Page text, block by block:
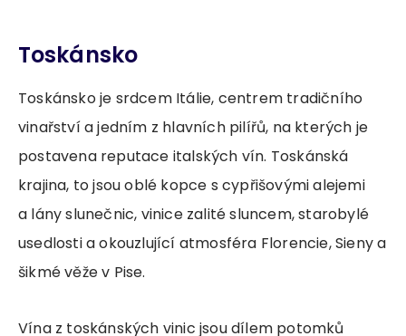
Toskánsko
Toskánsko je srdcem Itálie, centrem tradičního
vinařství a jedním z hlavních pilířů, na kterých je
postavena reputace italských vín. Toskánská
krajina, to jsou oblé kopce s cypřišovými alejemi
a lány slunečnic, vinice zalité sluncem, starobylé
usedlosti a okouzlující atmosféra Florencie, Sieny a
šikmé věže v Pise.
Vína z toskánských vinic jsou dílem potomků